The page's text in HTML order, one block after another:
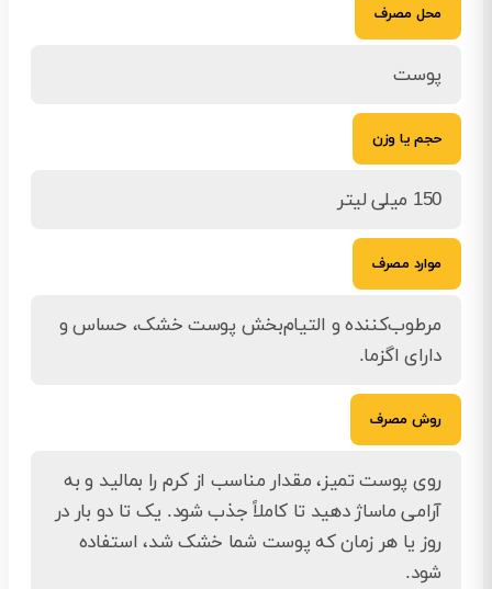
محل مصرف
پوست
حجم یا وزن
150 میلی لیتر
موارد مصرف
مرطوب‌کننده و التیام‌بخش پوست خشک، حساس و
دارای اگزما.
روش مصرف
روی پوست تمیز، مقدار مناسب از کرم را بمالید و به
آرامی ماساژ دهید تا کاملاً جذب شود. یک تا دو بار در
روز یا هر زمان که پوست شما خشک شد، استفاده
شود.